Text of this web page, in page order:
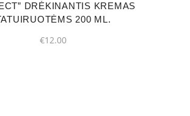
DRĖKINANTIS KREMAS
200 ML.
€12.00